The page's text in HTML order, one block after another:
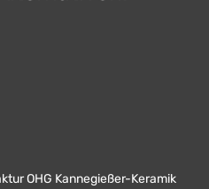
OHG Kannegießer-Keramik